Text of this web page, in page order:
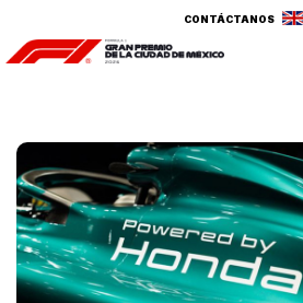
CONTÁCTANOS